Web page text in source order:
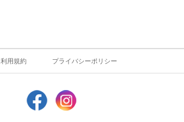
利用規約 プライバシーポリシー